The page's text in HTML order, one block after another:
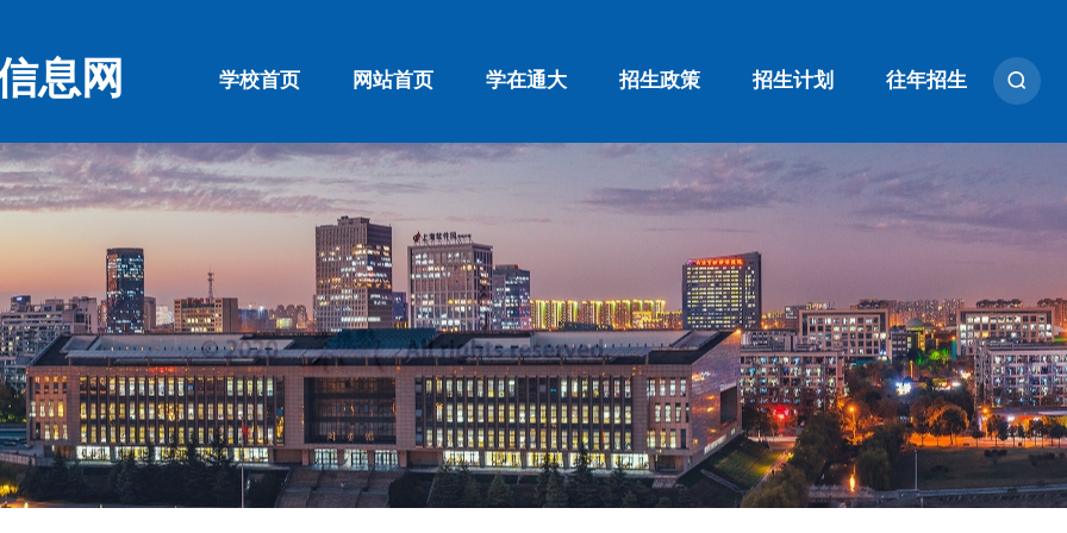
息网 学校首页 网站首页 学在通大 招生政策 招生计划 往年招生